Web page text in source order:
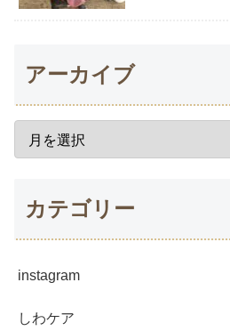
アーカイブ
カテゴリー
instagram
しわケア